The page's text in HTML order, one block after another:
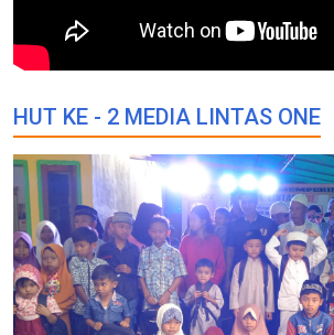
HUT KE - 2 MEDIA LINTAS ONE